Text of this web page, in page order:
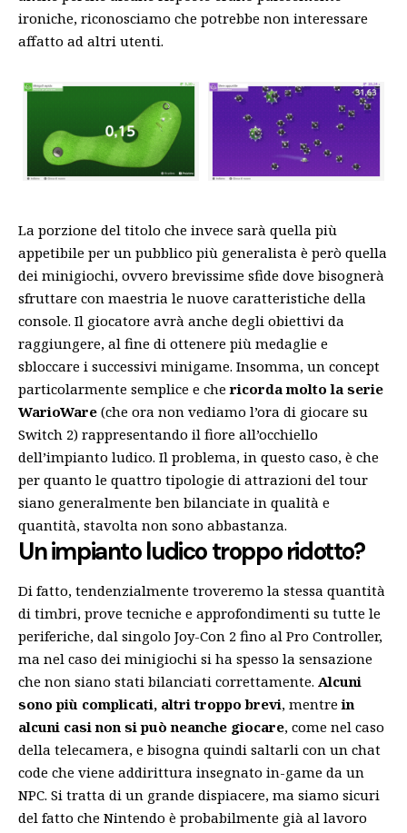
ironiche, riconosciamo che potrebbe non interessare
affatto ad altri utenti.
La porzione del titolo che invece sarà quella più
appetibile per un pubblico più generalista è però quella
dei minigiochi, ovvero brevissime sfide dove bisognerà
sfruttare con maestria le nuove caratteristiche della
console. Il giocatore avrà anche degli obiettivi da
raggiungere, al fine di ottenere più medaglie e
sbloccare i successivi minigame. Insomma, un concept
particolarmente semplice e chericorda molto la serie
WarioWare (che ora non vediamo l’ora di giocare su
Switch 2) rappresentando il fiore all’occhiello
dell’impianto ludico. Il problema, in questo caso, è che
per quanto le quattro tipologie di attrazioni del tour
siano generalmente ben bilanciate in qualità e
quantità, stavolta non sono abbastanza.
Un impianto ludico troppo ridotto?
Di fatto, tendenzialmente troveremo la stessa quantità
di timbri, prove tecniche e approfondimenti su tutte le
periferiche, dal singolo Joy-Con 2 fino al Pro Controller,
ma nel caso dei minigiochi si ha spesso la sensazione
che non siano stati bilanciati correttamente. Alcuni
sono più complicati, altri troppo brevi, mentrein
alcuni casi non si può neanche giocare, come nel caso
della telecamera, e bisogna quindi saltarli con un chat
code che viene addirittura insegnato in-game da un
NPC. Si tratta di un grande dispiacere, ma siamo sicuri
del fatto che Nintendo è probabilmente già al lavoro